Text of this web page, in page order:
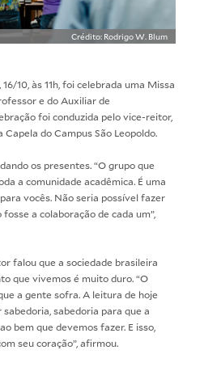
Crédito: Rodrigo W. Blum
10, às 11h, foi celebrada uma Missa
e do Auxiliar de
foi conduzida pelo vice-reitor,
Capela do Campus São Leopoldo.
os presentes. “O grupo que
a comunidade acadêmica. É uma
vocês. Não seria possível fazer
a colaboração de cada um”,
falou que a sociedade brasileira
que vivemos é muito duro. “O
a gente sofra. A leitura de hoje
sabedoria para que a
bem que devemos fazer. E isso,
seu coração”, afirmou.